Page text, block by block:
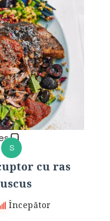
S
cu ras
Începător